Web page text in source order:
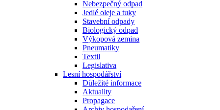
Nebezpečný odpad
Jedlé oleje a tuky
Stavební odpady
Biologický odpad
Výkopová zemina
Pneumatiky
Textil
Legislativa
Lesní hospodářství
Důležité informace
Aktuality
Propagace